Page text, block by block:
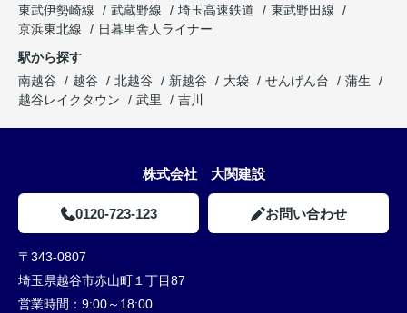
東武伊勢崎線
武蔵野線 埼玉高速鉄道
東武野田線
京浜東北線
日暮里舎人ライナー
駅から探す
南越谷
越谷 北越谷 新越谷 大袋 せんげん台
蒲生
越谷レイクタウン
武里 吉川
株式会社 大関建設
0120-723-123 お問い合わせ
〒343-0807
埼玉県越谷市赤山町１丁目87
営業時間： 9:00～18:00